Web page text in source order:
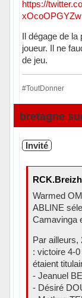
https://
xOcoOPGYZw
Il dégage de la
joueur. Il ne
de jeu.
#ToutDonner
Hors ligne
bretagne
Invité
Warmed
ABLINE
Camavinga
Par ailleurs,
: victoire 4-
étaient
- Jeanuel
- Désiré